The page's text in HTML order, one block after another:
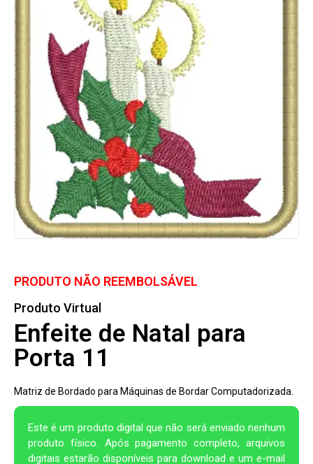
PRODUTO NÃO REEMBOLSÁVEL
Produto Virtual
Enfeite de Natal para
Porta 11
Matriz de Bordado para Máquinas de Bordar Computadorizada.
Este é um produto digital que não será enviado nenhum
produto físico. Após pagamento completo, arquivos
digitais estarão disponíveis para download e um e-mail